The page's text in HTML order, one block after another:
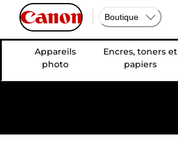
Boutique
Appareils
photo
Encres, toners et
papiers